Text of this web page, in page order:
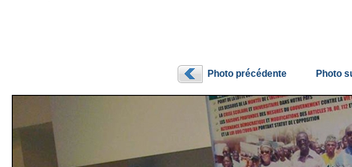
Photo précédente Photo